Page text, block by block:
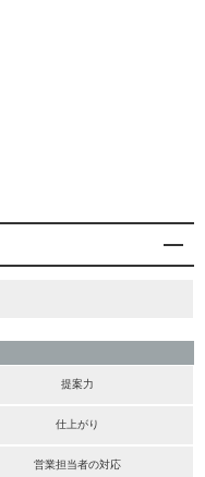
提案力
仕上がり
営業担当者の対応